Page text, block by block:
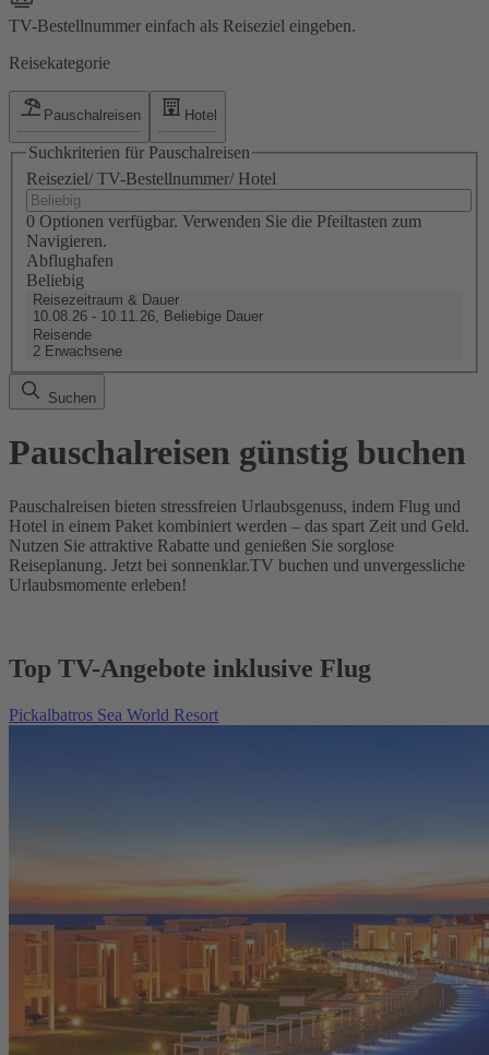
TV-Bestellnummer einfach als Reiseziel eingeben.
Reisekategorie
Pauschalreisen Hotel
Suchkriterien für Pauschalreisen
Reiseziel/ TV-Bestellnummer/ Hotel
0 Optionen verfügbar. Verwenden Sie die Pfeiltasten zum
Navigieren.
Abflughafen
Beliebig
Reisezeitraum & Dauer
10.08.26 - 10.11.26, Beliebige Dauer
Reisende
2 Erwachsene
Suchen
Pauschalreisen günstig buchen
Pauschalreisen bieten stressfreien Urlaubsgenuss, indem Flug und
Hotel in einem Paket kombiniert werden – das spart Zeit und Geld.
Nutzen Sie attraktive Rabatte und genießen Sie sorglose
Reiseplanung. Jetzt bei sonnenklar.TV buchen und unvergessliche
Urlaubsmomente erleben!
Top TV-Angebote inklusive Flug
Pickalbatros Sea World Resort